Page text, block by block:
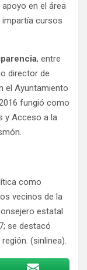
en el área
impartía cursos
, entre
director de
el Ayuntamiento
fungió como
y Acceso a la
como
vecinos de la
estatal
se destacó
(sinlinea).